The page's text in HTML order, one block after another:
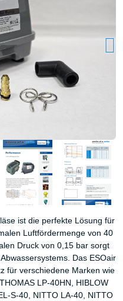
ist die perfekte Lösung für
Luftfördermenge von 40
Druck von 0,15 bar sorgt
Das ESOair
für verschiedene Marken wie
LP-40HN, HIBLOW
S-40, NITTO LA-40, NITTO